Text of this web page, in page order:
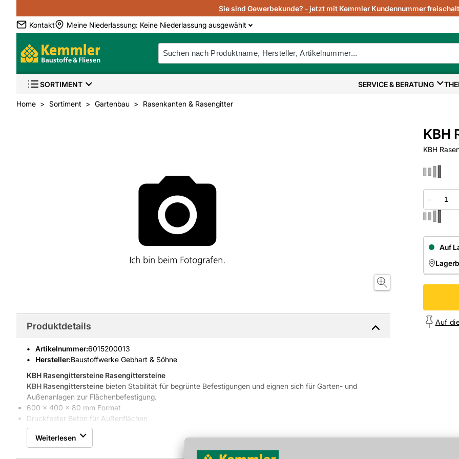
Sie sind Gewerbekunde? - jetzt mit Kemmler Kundennummer
Kontakt
Meine Niederlassung: Keine Niederlassung ausgewählt
SORTIMENT SERVICE & BERATUNG
Home Sortiment Gartenbau Rasenkanten & Rasengitter
KBH
KBH
−
Auf
Auf
Produktdetails
Artikelnummer:6015200013
Hersteller:Baustoffwerke Gebhart & Söhne
KBH Rasengittersteine Rasengittersteine
KBH Rasengittersteine bieten Stabilität für begrünte Befestigungen und eignen sich für Garten- und
Außenanlagen zur Flächenbefestigung.
600 x 400 x 80 mm Format
Druckfester Beton für Außenflächen
Verfüllung mit Mutterboden
Eigenschaften & Vorteile
DieKBH Rasengittersteine bestehen aus druckfestemBeton, der Belastungen standhält. Das offene
Weiterlesen